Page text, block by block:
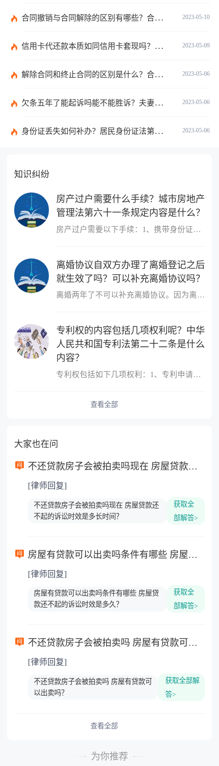
2023-05-10
合同撤销与合同解除的区别有哪些？合同的解除是针对什么合同的？
2023-05-09
信用卡代还款本质如同信用卡套现吗？代还信用卡犯法吗？
2023-05-06
解除合同和终止合同的区别是什么？合同终止和合同解除哪个需要赔款？
2023-05-06
欠条五年了能起诉吗能不能胜诉？夫妻之间的借条怎么写？
2023-05-06
身份证丢失如何补办？居民身份证法第十一条内容是怎么样的呢？
知识纠纷
房产过户需要什么手续？城市房地产
管理法第六十一条规定内容是什么？
房产过户需要以下手续：1、携带身份证、户口本、婚姻状况证明、购房...
离婚协议自双方办理了离婚登记之后
就生效了吗？可以补充离婚协议吗？
离婚两年了不可以补充离婚协议。因为离婚协议自双方办理了离婚登记...
专利权的内容包括几项权利呢？中华
人民共和国专利法第二十二条是什么
内容？
专利权包括如下几项权利：1、专利申请权，且能够申请专利的只有发明...
查看全部
大家也在问
不还贷款房子会被拍卖吗现在 房屋贷款还不起的诉讼时效是多长时间？
[律师回复]
不还贷款房子会被拍卖吗现在 房屋贷款还
不起的诉讼时效是多长时间？
获取全
部解答>
房屋有贷款可以出卖吗条件有哪些 房屋贷款还不起的诉讼时效是多久？
[律师回复]
房屋有贷款可以出卖吗条件有哪些 房屋贷
款还不起的诉讼时效是多久？
获取全
部解答>
不还贷款房子会被拍卖吗 房屋有贷款可以出卖吗？
[律师回复]
不还贷款房子会被拍卖吗 房屋有贷款可
以出卖吗？
获取全部解
答>
查看全部
为你推荐